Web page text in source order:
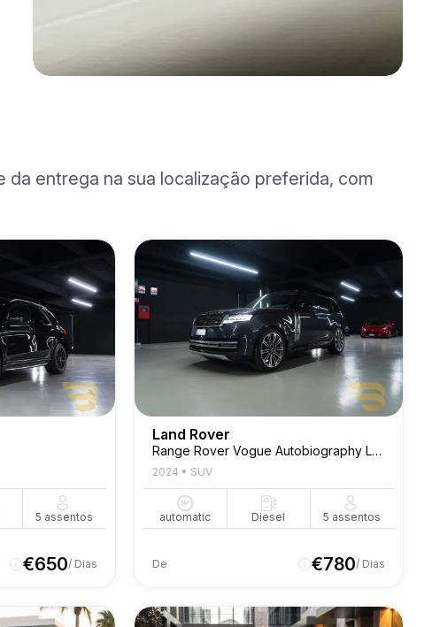
entrega na sua localização preferida, com
5 assentos
€650/ Dias
Land Rover
Range Rover Vogue Autobiography Long P530
2024 • SUV
automatic Diesel 5 assentos
De €780/ Dias